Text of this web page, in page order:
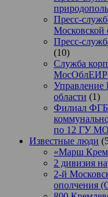
Пресс-
Московской
Пресс-
(10)
Служба
Управление
области (1)
Филиал
по 12 ГУ МО
Известные люди
«Марш
2 дивизия
2-й
ополчения